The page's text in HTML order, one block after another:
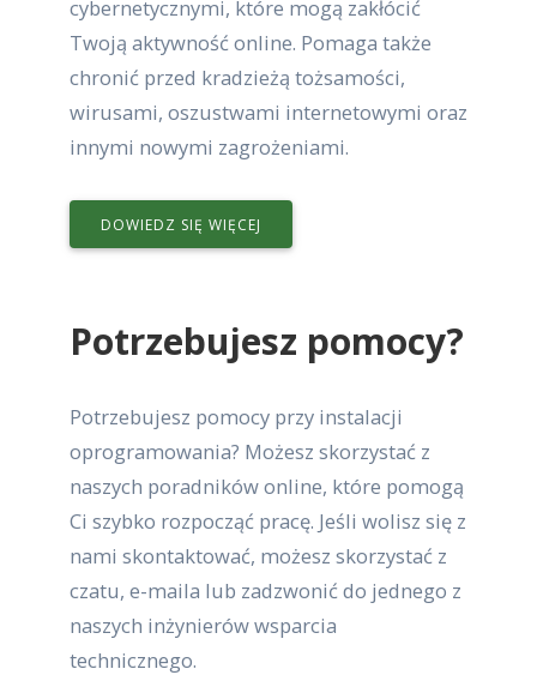
cybernetycznymi, które mogą zakłócić
Twoją aktywność online. Pomaga także
chronić przed kradzieżą tożsamości,
wirusami, oszustwami internetowymi oraz
innymi nowymi zagrożeniami.
DOWIEDZ SIĘ WIĘCEJ
Potrzebujesz pomocy?
Potrzebujesz pomocy przy instalacji
oprogramowania? Możesz skorzystać z
naszych poradników online, które pomogą
Ci szybko rozpocząć pracę. Jeśli wolisz się z
nami skontaktować, możesz skorzystać z
czatu, e-maila lub zadzwonić do jednego z
naszych inżynierów wsparcia
technicznego.